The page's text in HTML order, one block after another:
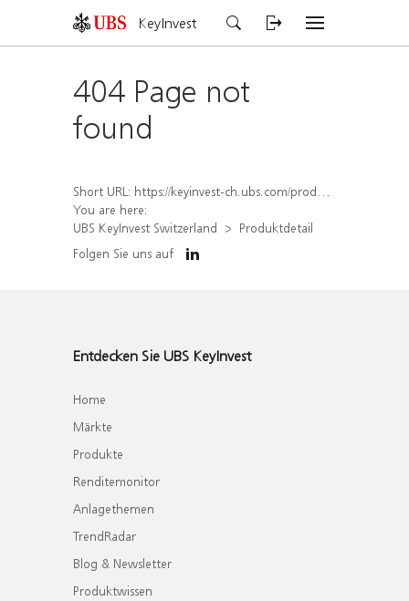
KeyInvest
404 Page not
found
Short URL: https://keyinvest-ch.ubs.com/produkt/detail/index/isin/CH1579759387
You are here:
UBS KeyInvest Switzerland
Produktdetail
Folgen Sie uns auf
Entdecken Sie UBS KeyInvest
Home
Märkte
Produkte
Renditemonitor
Anlagethemen
TrendRadar
Blog & Newsletter
Produktwissen